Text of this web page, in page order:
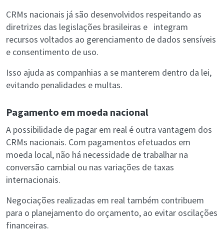
CRMs nacionais já são desenvolvidos respeitando as
diretrizes das legislações brasileiras e integram
recursos voltados ao gerenciamento de dados sensíveis
e consentimento de uso.
Isso ajuda as companhias a se manterem dentro da lei,
evitando penalidades e multas.
Pagamento em moeda nacional
A possibilidade de pagar em real é outra vantagem dos
CRMs nacionais. Com pagamentos efetuados em
moeda local, não há necessidade de trabalhar na
conversão cambial ou nas variações de taxas
internacionais.
Negociações realizadas em real também contribuem
para o planejamento do orçamento, ao evitar oscilações
financeiras.